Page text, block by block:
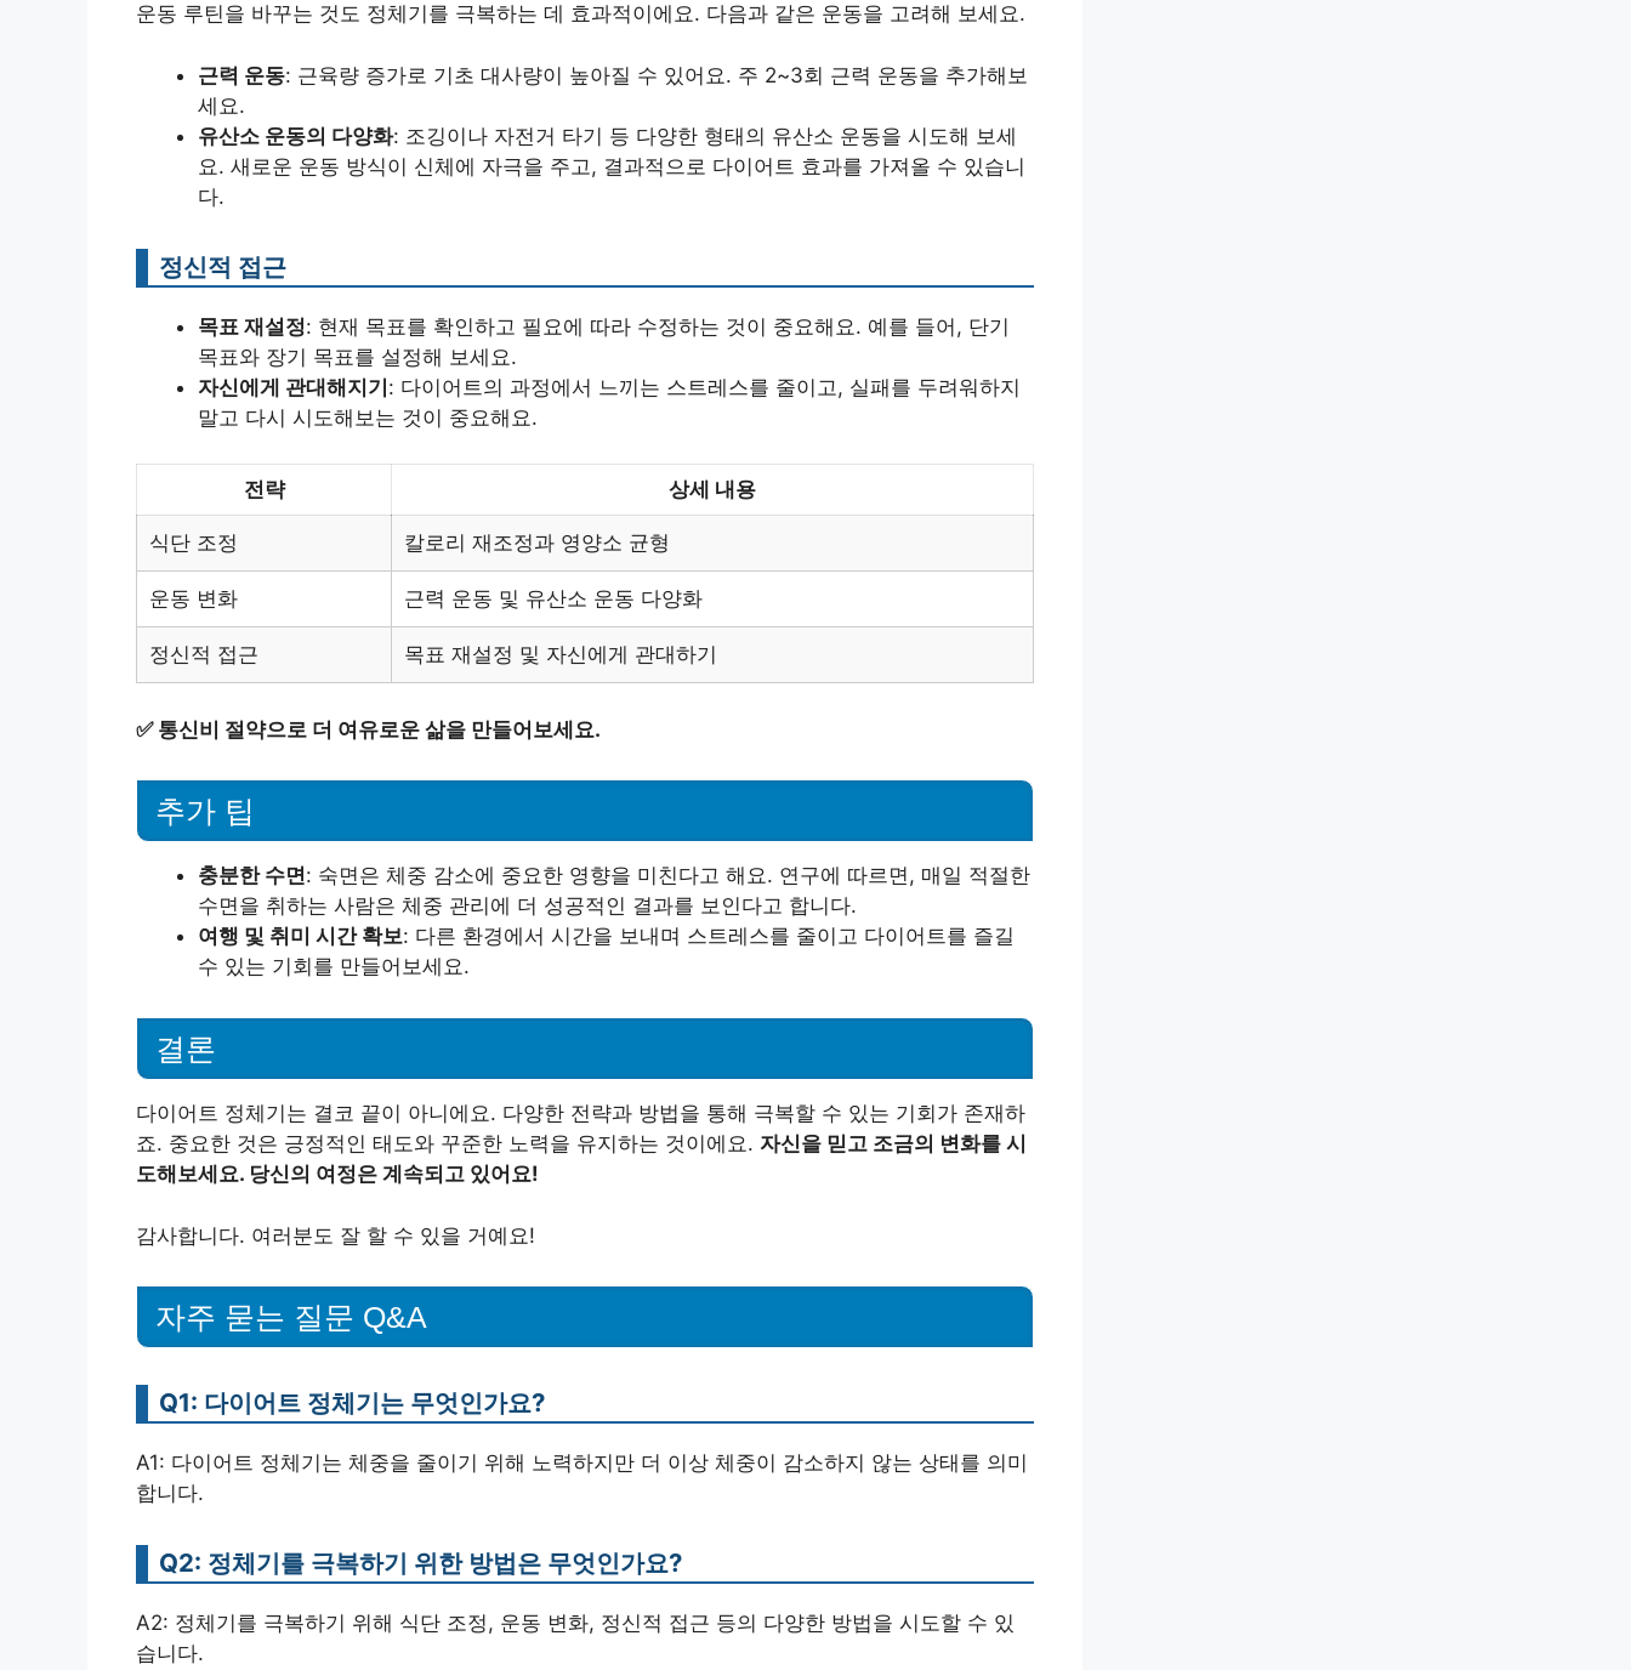
운동 루틴을 바꾸는 것도 정체기를 극복하는 데 효과적이에요. 다음과 같은 운동을 고려해 보세요.
근력 운동: 근육량 증가로 기초 대사량이 높아질 수 있어요. 주 2~3회 근력 운동을 추가해보
세요.
유산소 운동의 다양화: 조깅이나 자전거 타기 등 다양한 형태의 유산소 운동을 시도해 보세
요. 새로운 운동 방식이 신체에 자극을 주고, 결과적으로 다이어트 효과를 가져올 수 있습니
다.
정신적 접근
목표 재설정: 현재 목표를 확인하고 필요에 따라 수정하는 것이 중요해요. 예를 들어, 단기
목표와 장기 목표를 설정해 보세요.
자신에게 관대해지기: 다이어트의 과정에서 느끼는 스트레스를 줄이고, 실패를 두려워하지
말고 다시 시도해보는 것이 중요해요.
전략 상세 내용
식단 조정 칼로리 재조정과 영양소 균형
운동 변화 근력 운동 및 유산소 운동 다양화
정신적 접근 목표 재설정 및 자신에게 관대하기
✅ 통신비 절약으로 더 여유로운 삶을 만들어보세요.
추가 팁
충분한 수면: 숙면은 체중 감소에 중요한 영향을 미친다고 해요. 연구에 따르면, 매일 적절한
수면을 취하는 사람은 체중 관리에 더 성공적인 결과를 보인다고 합니다.
여행 및 취미 시간 확보: 다른 환경에서 시간을 보내며 스트레스를 줄이고 다이어트를 즐길
수 있는 기회를 만들어보세요.
결론
다이어트 정체기는 결코 끝이 아니에요. 다양한 전략과 방법을 통해 극복할 수 있는 기회가 존재하
죠. 중요한 것은 긍정적인 태도와 꾸준한 노력을 유지하는 것이에요. 자신을 믿고 조금의 변화를 시
도해보세요. 당신의 여정은 계속되고 있어요!
감사합니다. 여러분도 잘 할 수 있을 거예요!
자주 묻는 질문 Q&A
Q1: 다이어트 정체기는 무엇인가요?
A1: 다이어트 정체기는 체중을 줄이기 위해 노력하지만 더 이상 체중이 감소하지 않는 상태를 의미
합니다.
Q2: 정체기를 극복하기 위한 방법은 무엇인가요?
A2: 정체기를 극복하기 위해 식단 조정, 운동 변화, 정신적 접근 등의 다양한 방법을 시도할 수 있
습니다.